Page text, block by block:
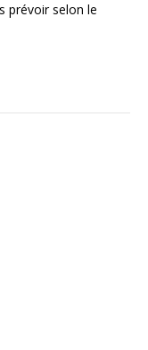
prévoir selon le